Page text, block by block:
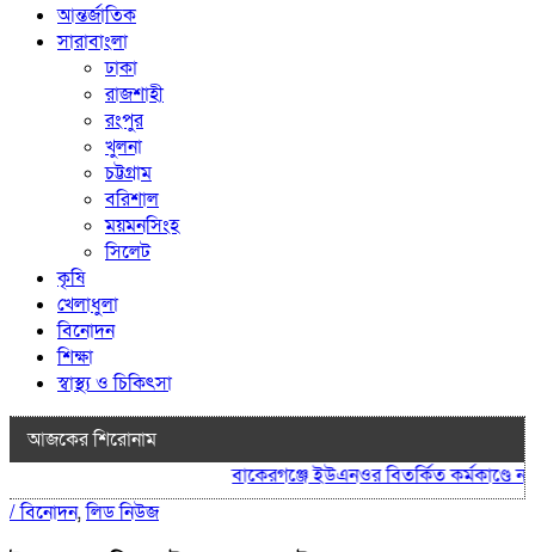
আন্তর্জাতিক
সারাবাংলা
ঢাকা
রাজশাহী
রংপুর
খুলনা
চট্টগ্রাম
বরিশাল
ময়মনসিংহ
সিলেট
কৃষি
খেলাধুলা
বিনোদন
শিক্ষা
স্বাস্থ্য ও চিকিৎসা
আজকের শিরোনাম
বাকেরগঞ্জে ইউএনওর বিতর্কিত কর্মকাণ্ডে
/বিনোদন,লিড নিউজ